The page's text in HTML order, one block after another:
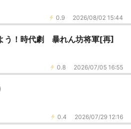
0.9 2026/08/02 15:44
う！時代劇 暴れん坊将軍[再]
0.8 2026/07/05 16:55
0.4 2026/07/29 12:16